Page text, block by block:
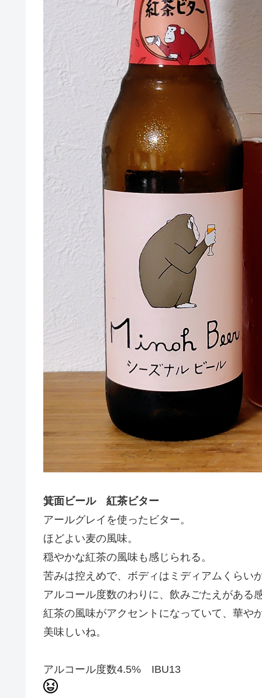
箕面ビール 紅茶ビター
アールグレイを使ったビター。
ほどよい麦の風味。
穏やかな紅茶の風味も感じられる。
苦みは控えめで、ボディはミディアムくらい
アルコール度数のわりに、飲みごたえがある
紅茶の風味がアクセントになっていて、華や
美味しいね。
アルコール度数4.5% IBU13